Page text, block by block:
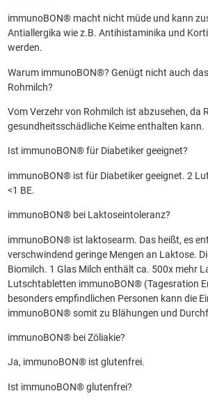
immunoBON® macht nicht müde und kann
Antiallergika wie z.B. Antihistaminika und
werden.
Warum immunoBON®? Genügt nicht auch
Rohmilch?
Vom Verzehr von Rohmilch ist abzusehen, da
gesundheitsschädliche Keime enthalten kann.
Ist immunoBON® für Diabetiker geeignet?
immunoBON® ist für Diabetiker geeignet. 2
<1 BE.
immunoBON® bei Laktoseintoleranz?
immunoBON® ist laktosearm. Das heißt, es
verschwindend geringe Mengen an Laktose.
Biomilch. 1 Glas Milch enthält ca. 500x mehr
Lutschtabletten immunoBON® (Tagesration
besonders empfindlichen Personen kann die
immunoBON® somit zu Blähungen und
immunoBON® bei Zöliakie?
Ja, immunoBON® ist glutenfrei.
Ist immunoBON® glutenfrei?